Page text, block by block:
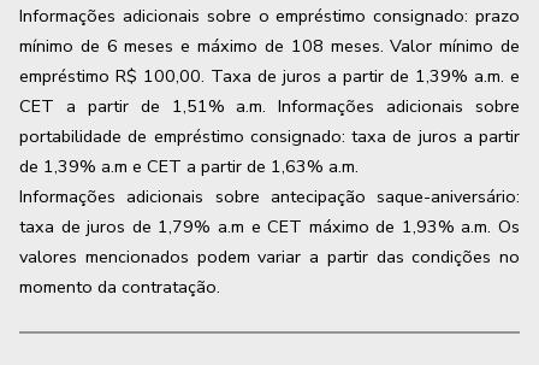
Informações adicionais sobre o empréstimo consignado: prazo
mínimo de 6 meses e máximo de 108 meses. Valor mínimo de
empréstimo R$ 100,00. Taxa de juros a partir de 1,39% a.m. e
CET a partir de 1,51% a.m. Informações adicionais sobre
portabilidade de empréstimo consignado: taxa de juros a partir
de 1,39% a.m e CET a partir de 1,63% a.m.
Informações adicionais sobre antecipação saque-aniversário:
taxa de juros de 1,79% a.m e CET máximo de 1,93% a.m. Os
valores mencionados podem variar a partir das condições no
momento da contratação.